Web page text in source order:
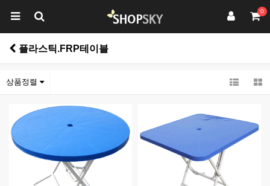
0
플라스틱.FRP테이블
상품정렬